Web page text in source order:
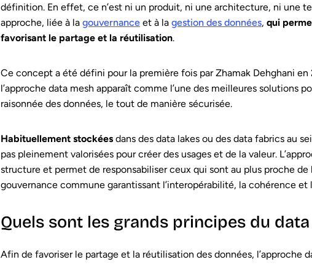
définition. En effet, ce n’est ni un produit, ni une architecture, ni une
approche, liée à la gouvernanceet à la gestion des données, qui
favorisant le partage et la réutilisation.
Ce concept a été défini pour la première fois par Zhamak Dehghani en
l’approche data mesh apparaît comme l’une des meilleures solutions
raisonnée des données, le tout de manière sécurisée.
Habituellement stockéesdans des data lakes ou des data fabrics au
pas pleinement valorisées pour créer des usages et de la valeur.
structure et permet de responsabiliser ceux qui sont au plus proche
gouvernance commune garantissant l’interopérabilité, la cohérence et
Quels sont les grands principes du data
Afin de favoriser le partage et la réutilisation des données, l’approche